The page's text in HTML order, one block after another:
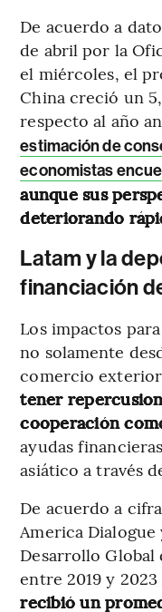
De acuerdo a
de abril por la
el miércoles, el
China creció un
respecto al año
estimación de
economistas
aunque sus
deteriorando
Latam y la
financiación
Los impactos
no solamente
comercio
tener
cooperación
ayudas
asiático a través
De acuerdo a
America
Desarrollo Global
entre 2019 y
recibió un